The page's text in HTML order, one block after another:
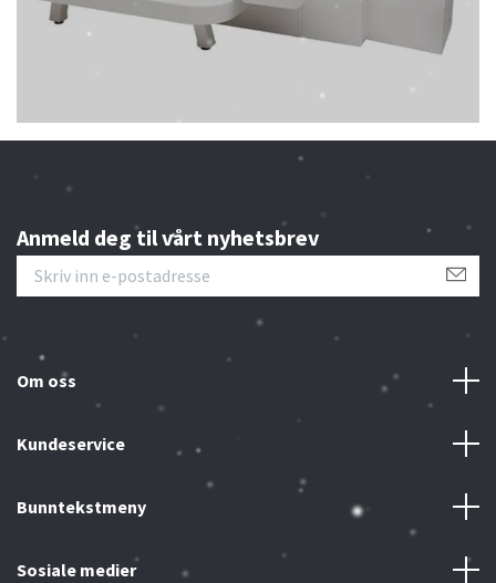
Anmeld deg til vårt nyhetsbrev
Om oss
Kundeservice
Bunntekstmeny
Sosiale medier